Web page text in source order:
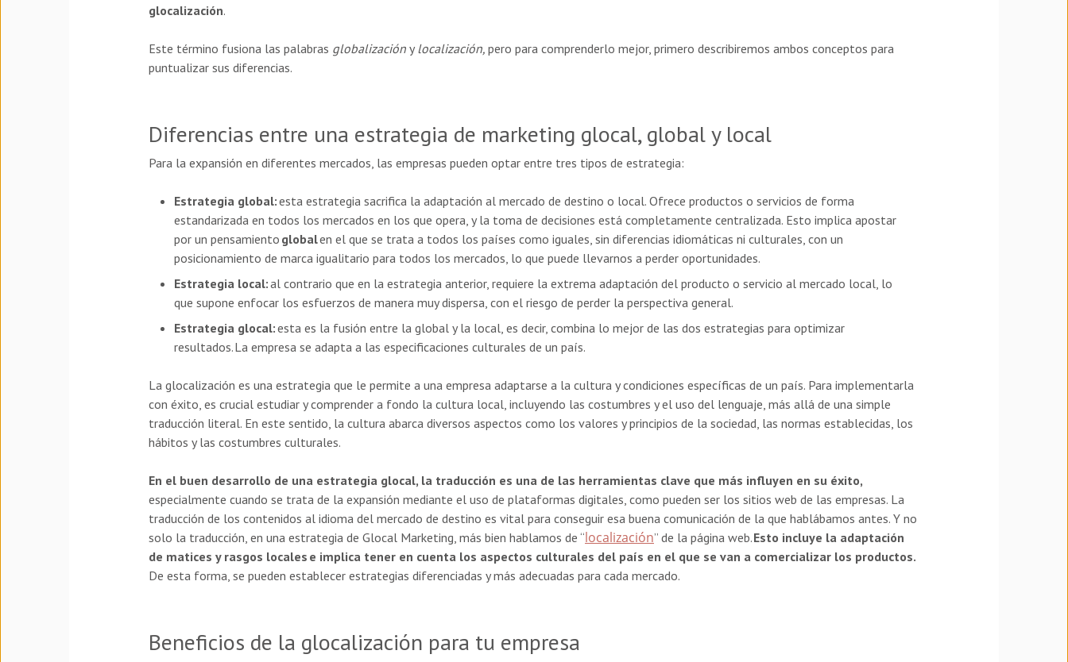
glocalización.
Este término fusiona las palabras globalización ylocalización, pero para comprenderlo mejor, primero describiremos ambos conceptos para
puntualizar sus diferencias.
Diferencias entre una estrategia de marketing glocal, global y local
Para la expansión en diferentes mercados, las empresas pueden optar entre tres tipos de estrategia:
Estrategia global:esta estrategia sacrifica la adaptación al mercado de destino o local. Ofrece productos o servicios de forma
estandarizada en todos los mercados en los que opera, y la toma de decisiones está completamente centralizada. Esto implica apostar
por un pensamiento globalen el que se trata a todos los países como iguales, sin diferencias idiomáticas ni culturales, con un
posicionamiento de marca igualitario para todos los mercados, lo que puede llevarnos a perder oportunidades.
Estrategia local:al contrario que en la estrategia anterior, requiere la extrema adaptación del producto o servicio al mercado local, lo
que supone enfocar los esfuerzos de manera muy dispersa, con el riesgo de perder la perspectiva general.
Estrategia glocal:esta es la fusión entre la global y la local, es decir, combina lo mejor de las dos estrategias para optimizar
resultados. La empresa se adapta a las especificaciones culturales de un país.
La glocalización es una estrategia que le permite a una empresa adaptarse a la cultura y condiciones específicas de un país. Para implementarla
con éxito, es crucial estudiar y comprender a fondo la cultura local, incluyendo las costumbres y el uso del lenguaje, más allá de una simple
traducción literal. En este sentido, la cultura abarca diversos aspectos como los valores y principios de la sociedad, las normas establecidas, los
hábitos y las costumbres culturales.
En el buen desarrollo de una estrategia glocal, la traducción es una de las herramientas clave que más influyen en su éxito,
especialmente cuando se trata de la expansión mediante el uso de plataformas digitales, como pueden ser los sitios web de las empresas. La
traducción de los contenidos al idioma del mercado de destino es vital para conseguir esa buena comunicación de la que hablábamos antes. Y no
solo la traducción, en una estrategia de Glocal Marketing, más bien hablamos de “localización” de la página web.Esto incluye la adaptación
de matices y rasgos locales e implica tener en cuenta los aspectos culturales del país en el que se van a comercializar los productos.
De esta forma, se pueden establecer estrategias diferenciadas y más adecuadas para cada mercado.
Beneficios de la glocalización para tu empresa